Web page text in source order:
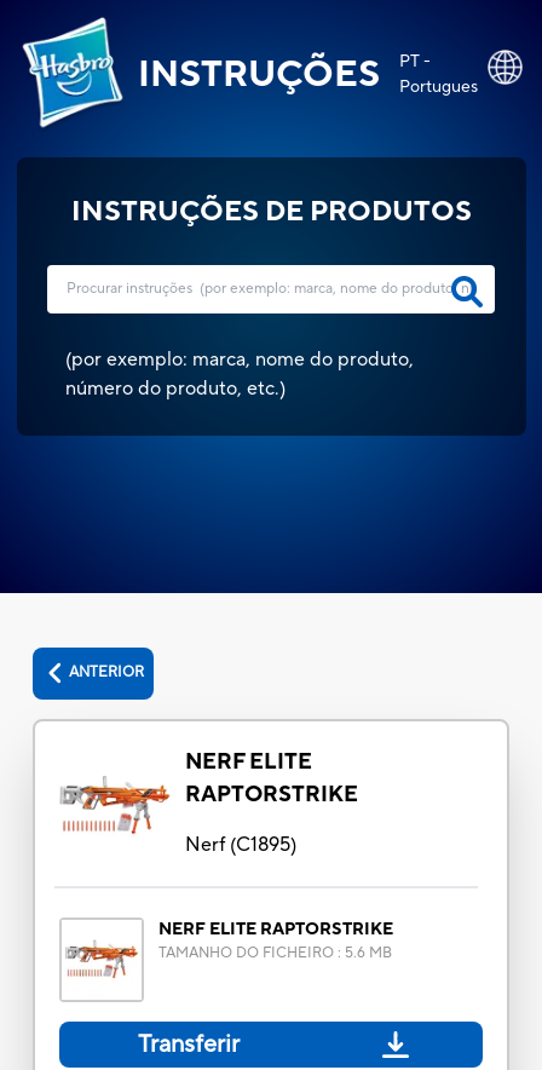
INSTRUÇÕES
PT -
Portugues
INSTRUÇÕES DE PRODUTOS
(por exemplo: marca, nome do produto,
número do produto, etc.)
ANTERIOR
NERF ELITE
RAPTORSTRIKE
Nerf(C1895)
NERF ELITE RAPTORSTRIKE
TAMANHO DO FICHEIRO: 5.6 MB
Transferir